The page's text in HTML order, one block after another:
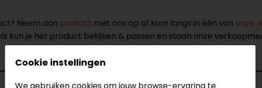
Neem dan contact met ons op of kom langs in één van onze
kun je het product bekijken & passen en staan onze
Cookie instellingen